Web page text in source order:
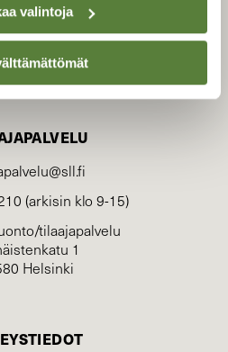
valintoja
(arkisin klo 9-15)
tilaajapalvelu
1
Helsinki